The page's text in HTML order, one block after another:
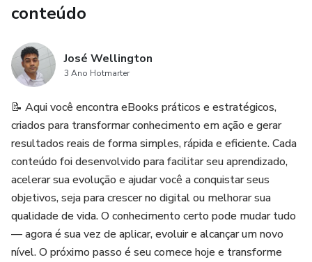
conteúdo
José Wellington
3 Ano Hotmarter
📝 Aqui você encontra eBooks práticos e estratégicos,
criados para transformar conhecimento em ação e gerar
resultados reais de forma simples, rápida e eficiente. Cada
conteúdo foi desenvolvido para facilitar seu aprendizado,
acelerar sua evolução e ajudar você a conquistar seus
objetivos, seja para crescer no digital ou melhorar sua
qualidade de vida. O conhecimento certo pode mudar tudo
— agora é sua vez de aplicar, evoluir e alcançar um novo
nível. O próximo passo é seu comece hoje e transforme